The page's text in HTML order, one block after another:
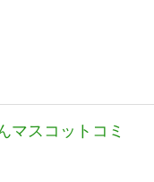
マスコットコミ